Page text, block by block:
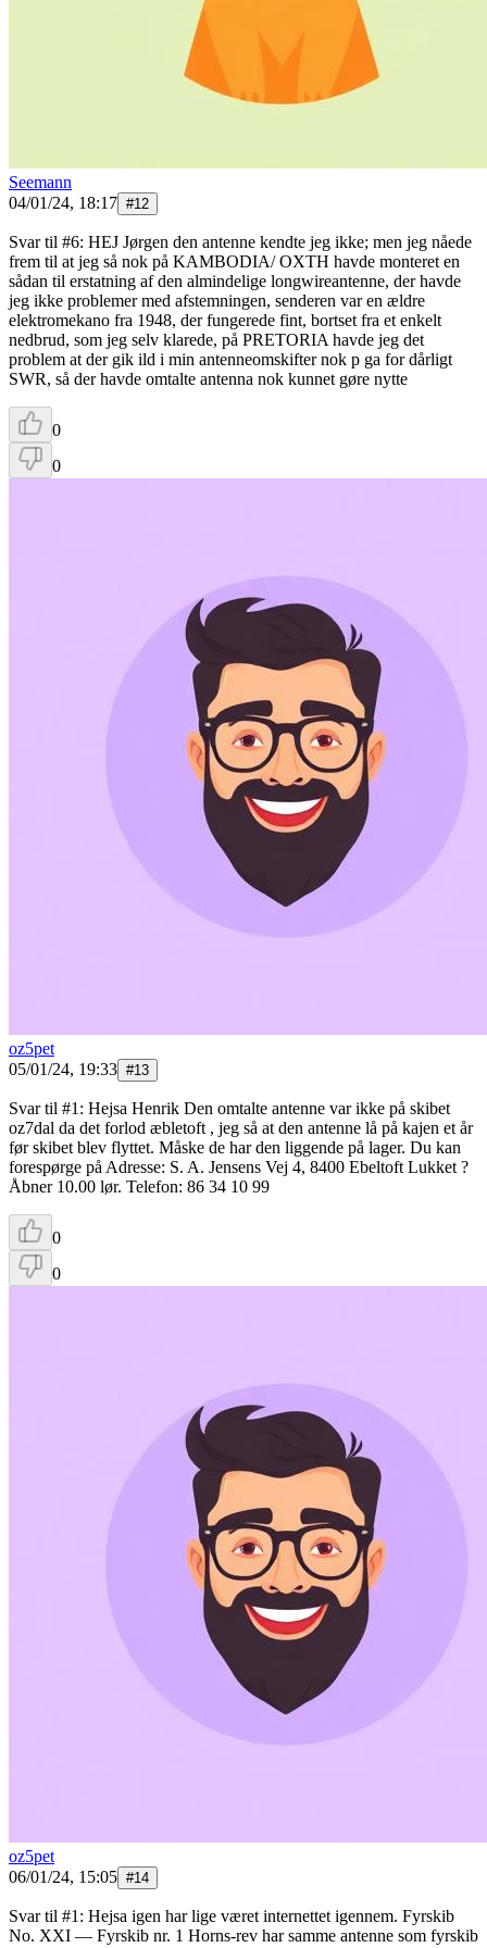
Seemann
04/01/24, 18:17 #12
Svar til #6: HEJ Jørgen den antenne kendte jeg ikke; men jeg nåede
frem til at jeg så nok på KAMBODIA/ OXTH havde monteret en
sådan til erstatning af den almindelige longwireantenne, der havde
jeg ikke problemer med afstemningen, senderen var en ældre
elektromekano fra 1948, der fungerede fint, bortset fra et enkelt
nedbrud, som jeg selv klarede, på PRETORIA havde jeg det
problem at der gik ild i min antenneomskifter nok p ga for dårligt
SWR, så der havde omtalte antenna nok kunnet gøre nytte
0
0
oz5pet
05/01/24, 19:33 #13
Svar til #1: Hejsa Henrik Den omtalte antenne var ikke på skibet
oz7dal da det forlod æbletoft , jeg så at den antenne lå på kajen et år
før skibet blev flyttet. Måske de har den liggende på lager. Du kan
forespørge på Adresse: S. A. Jensens Vej 4, 8400 Ebeltoft Lukket ?
Åbner 10.00 lør. Telefon: 86 34 10 99
0
0
oz5pet
06/01/24, 15:05 #14
Svar til #1: Hejsa igen har lige været internettet igennem. Fyrskib
No. XXI — Fyrskib nr. 1 Horns-rev har samme antenne som fyrskib